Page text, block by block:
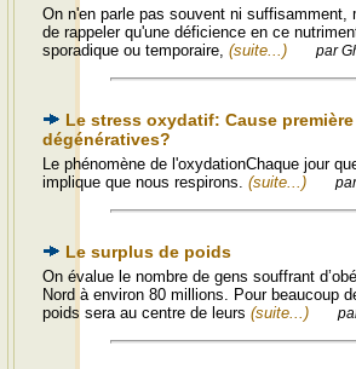
On n'en parle pas souvent ni suffisamment,
de rappeler qu'une déficience en ce
sporadique ou temporaire, (suite...) par
Le stress oxydatif: Cause
dégénératives?
Le phénomène de l'oxydationChaque jour
implique que nous respirons. (suite...)
Le surplus de poids
On évalue le nombre de gens souffrant
Nord à environ 80 millions. Pour beaucoup
poids sera au centre de leurs (suite...)